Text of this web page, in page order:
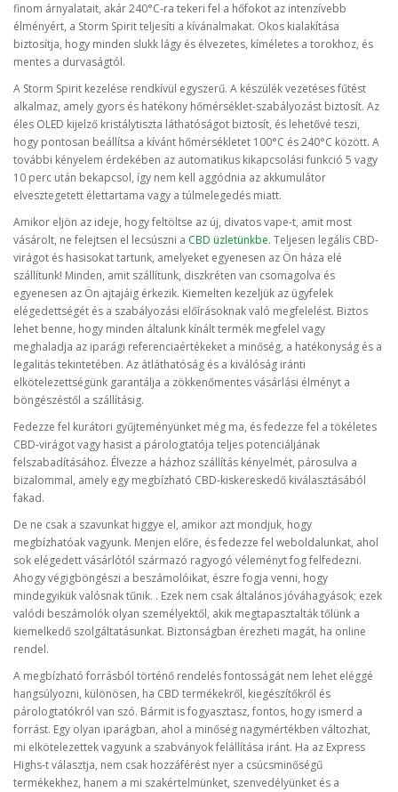
finom árnyalatait, akár 240°C-ra tekeri fel a hőfokot az intenzívebb
élményért, a Storm Spirit teljesíti a kívánalmakat. Okos kialakítása
biztosítja, hogy minden slukk lágy és élvezetes, kíméletes a torokhoz, és
mentes a durvaságtól.
A Storm Spirit kezelése rendkívül egyszerű. A készülék vezetéses fűtést
alkalmaz, amely gyors és hatékony hőmérséklet-szabályozást biztosít. Az
éles OLED kijelző kristálytiszta láthatóságot biztosít, és lehetővé teszi,
hogy pontosan beállítsa a kívánt hőmérsékletet 100°C és 240°C között. A
további kényelem érdekében az automatikus kikapcsolási funkció 5 vagy
10 perc után bekapcsol, így nem kell aggódnia az akkumulátor
elvesztegetett élettartama vagy a túlmelegedés miatt.
Amikor eljön az ideje, hogy feltöltse az új, divatos vape-t, amit most
vásárolt, ne felejtsen el lecsúszni a CBD üzletünkbe. Teljesen legális CBD-
virágot és hasisokat tartunk, amelyeket egyenesen az Ön háza elé
szállítunk! Minden, amit szállítunk, diszkréten van csomagolva és
egyenesen az Ön ajtajáig érkezik. Kiemelten kezeljük az ügyfelek
elégedettségét és a szabályozási előírásoknak való megfelelést. Biztos
lehet benne, hogy minden általunk kínált termék megfelel vagy
meghaladja az iparági referenciaértékeket a minőség, a hatékonyság és a
legalitás tekintetében. Az átláthatóság és a kiválóság iránti
elkötelezettségünk garantálja a zökkenőmentes vásárlási élményt a
böngészéstől a szállításig.
Fedezze fel kurátori gyűjteményünket még ma, és fedezze fel a tökéletes
CBD-virágot vagy hasist a párologtatója teljes potenciáljának
felszabadításához. Élvezze a házhoz szállítás kényelmét, párosulva a
bizalommal, amely egy megbízható CBD-kiskereskedő kiválasztásából
fakad.
De ne csak a szavunkat higgye el, amikor azt mondjuk, hogy
megbízhatóak vagyunk. Menjen előre, és fedezze fel weboldalunkat, ahol
sok elégedett vásárlótól származó ragyogó véleményt fog felfedezni.
Ahogy végigböngészi a beszámolóikat, észre fogja venni, hogy
mindegyikük valósnak tűnik. . Ezek nem csak általános jóváhagyások; ezek
valódi beszámolók olyan személyektől, akik megtapasztalták tőlünk a
kiemelkedő szolgáltatásunkat. Biztonságban érezheti magát, ha online
rendel.
A megbízható forrásból történő rendelés fontosságát nem lehet eléggé
hangsúlyozni, különösen, ha CBD termékekről, kiegészítőkről és
párologtatókról van szó. Bármit is fogyasztasz, fontos, hogy ismerd a
forrást. Egy olyan iparágban, ahol a minőség nagymértékben változhat,
mi elkötelezettek vagyunk a szabványok felállítása iránt. Ha az Express
Highs-t választja, nem csak hozzáférést nyer a csúcsminőségű
termékekhez, hanem a mi szakértelmünket, szenvedélyünket és a